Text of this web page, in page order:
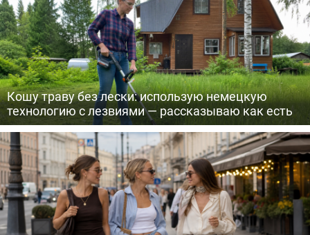
Кошу траву без лески: использую немецкую
технологию с лезвиями — рассказываю как есть